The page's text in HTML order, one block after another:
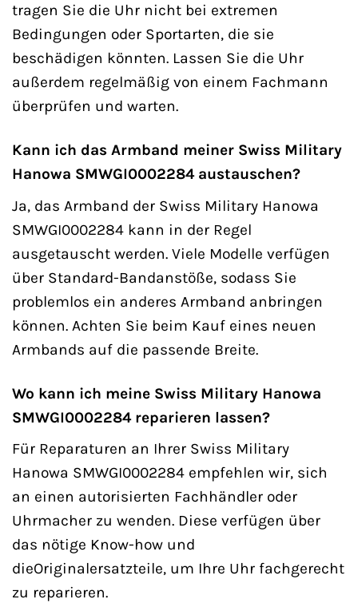
tragen Sie die Uhr nicht bei extremen
Bedingungen oder Sportarten, die sie
beschädigen könnten. Lassen Sie die Uhr
außerdem regelmäßig von einem Fachmann
überprüfen und warten.
Kann ich das Armband meiner Swiss Military
Hanowa SMWGI0002284 austauschen?
Ja, das Armband der Swiss Military Hanowa
SMWGI0002284 kann in der Regel
ausgetauscht werden. Viele Modelle verfügen
über Standard-Bandanstöße, sodass Sie
problemlos ein anderes Armband anbringen
können. Achten Sie beim Kauf eines neuen
Armbands auf die passende Breite.
Wo kann ich meine Swiss Military Hanowa
SMWGI0002284 reparieren lassen?
Für Reparaturen an Ihrer Swiss Military
Hanowa SMWGI0002284 empfehlen wir, sich
an einen autorisierten Fachhändler oder
Uhrmacher zu wenden. Diese verfügen über
das nötige Know-how und
dieOriginalersatzteile, um Ihre Uhr fachgerecht
zu reparieren.